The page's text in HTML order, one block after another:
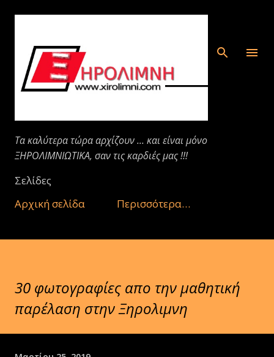
Μετάβαση στο κύριο περιεχόμενο
Τα καλύτερα τώρα αρχίζουν ... και είναι μόνο
ΞΗΡΟΛΙΜΝΙΩΤΙΚΑ, σαν τις καρδιές μας !!!
Σελίδες
Αρχική σελίδα
Περισσότερα…
30 φωτογραφίες απο την μαθητική
παρέλαση στην Ξηρολιμνη